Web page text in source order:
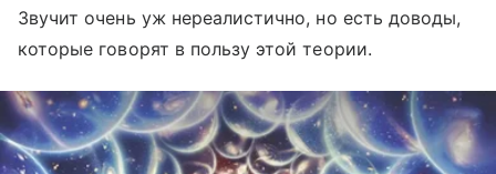
Звучит очень уж нереалистично, но есть доводы,
которые говорят в пользу этой теории.